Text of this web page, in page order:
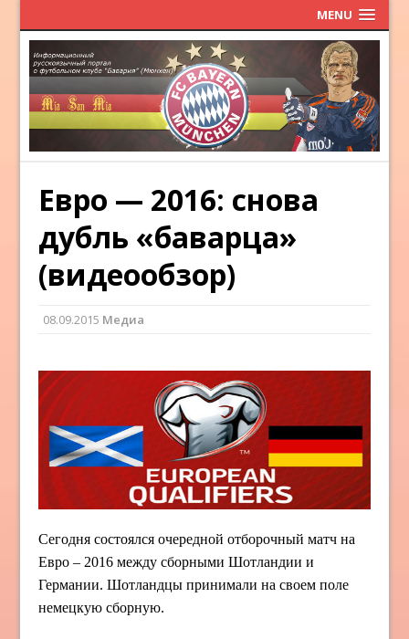
MENU
Евро — 2016: снова
дубль «баварца»
(видеообзор)
08.09.2015 Медиа
Сегодня состоялся очередной отборочный матч на
Евро – 2016 между сборными Шотландии и
Германии. Шотландцы принимали на своем поле
немецкую сборную.